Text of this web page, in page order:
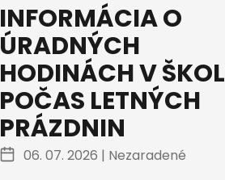
INFORMÁCIA O
ÚRADNÝCH
HODINÁCH V
POČAS LETNÝCH
PRÁZDNIN
06. 07. 2026 | Nezaradené